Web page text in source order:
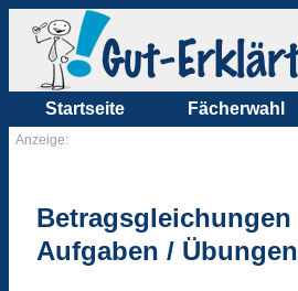
Startseite Fächerwahl
Anzeige:
Betragsgleichungen
Aufgaben / Übungen